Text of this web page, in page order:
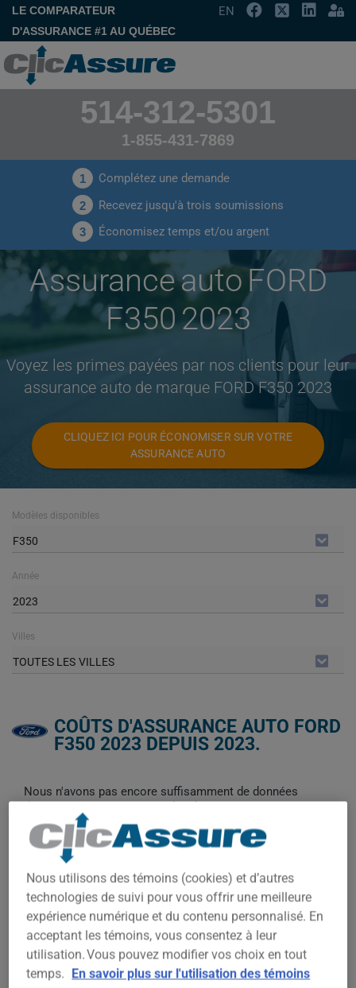
LE COMPARATEUR
D'ASSURANCE #1 AU QUÉBEC
EN
514-312-5301
1-855-431-7869
1 Complétez une demande
2 Recevez jusqu'à trois soumissions
3 Économisez temps et/ou argent
Assurance auto FORD
F350 2023
Voyez les primes payées par nos clients pour leur
assurance auto de marque FORD F350 2023
CLIQUEZ ICI POUR ÉCONOMISER SUR VOTRE
ASSURANCE AUTO
Modèles disponibles
F350
Année
2023
Villes
TOUTES LES VILLES
COÛTS D'ASSURANCE AUTO FORD
F350 2023 DEPUIS 2023.
Nous n'avons pas encore suffisamment de données
d'assurance auto pour ce véhicule.
Essayez un autre modèle ou une autre année, ou
commencez une soumission pour un prix personnalisé.
Pour trouver la meilleur assurance pour votre véhicule FORD
F350 2023, il est plus important que jamais de comparer les
options disponibles.
2 600$
Nous utilisons des témoins (cookies) et d’autres
technologies de suivi pour vous offrir une meilleure
expérience numérique et du contenu personnalisé. En
acceptant les témoins, vous consentez à leur
utilisation. Vous pouvez modifier vos choix en tout
temps. En savoir plus sur l'utilisation des témoins